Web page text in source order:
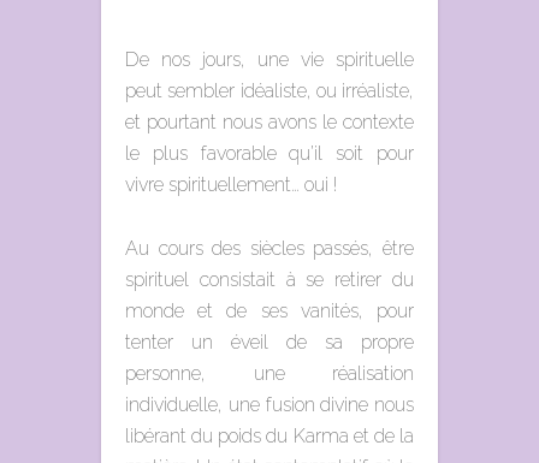
De nos jours, une vie spirituelle
peut sembler idéaliste, ou irréaliste,
et pourtant nous avons le contexte
le plus favorable qu’il soit pour
vivre spirituellement… oui !
Au cours des siècles passés, être
spirituel consistait à se retirer du
monde et de ses vanités, pour
tenter un éveil de sa propre
personne, une réalisation
individuelle, une fusion divine nous
libérant du poids du Karma et de la